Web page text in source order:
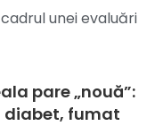
unei evaluări
pare „nouă”:
diabet, fumat